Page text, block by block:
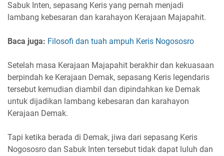
Sabuk Inten, sepasang Keris yang pernah menjadi
lambang kebesaran dan karahayon Kerajaan Majapahit.
Baca juga: Filosofi dan tuah ampuh Keris Nogososro
Setelah masa Kerajaan Majapahit berakhir dan kekuasaan
berpindah ke Kerajaan Demak, sepasang Keris legendaris
tersebut kemudian diambil dan dipindahkan ke Demak
untuk dijadikan lambang kebesaran dan karahayon
Kerajaan Demak.
Tapi ketika berada di Demak, jiwa dari sepasang Keris
Nogososro dan Sabuk Inten tersebut tidak dapat luluh dan